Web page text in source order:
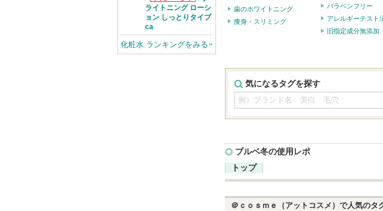
歯のホワイトニング
痩身・スリミング
パラベンフリー
アレルギーテスト
旧指定成分無添加
気になるタグを探す
ブルベ冬の使用レポ
トップ
＠ｃｏｓｍｅ（アットコスメ）で人気のタ
エリクシールか
らのお知らせが
あります
ライトニング ローシ
ョン しっとりタイプ
ca
化粧水 ランキングをみる